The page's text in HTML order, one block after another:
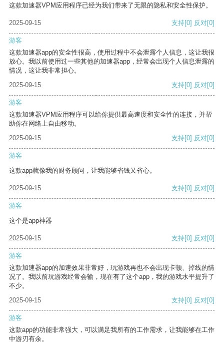
这款加速器VPM应用程序已经为我们带来了无限的隐私和安全性保护。
2025-09-15 支持[0] 反对[0]
游客
这款加速器app的安全性很高，使用过程中不会泄露个人信息，这让我很
放心。我以前使用过一些其他的加速器app，经常会出现个人信息泄露的
情况，这让我非常担心。
2025-09-15
支持[0] 反对[0]
游客
这款加速器VPM应用程序可以给你提供最高速度和安全性的连接，并帮
助你在网络上自由移动。
2025-09-15
支持[0] 反对[0]
游客
这款app就像我的财务顾问，让我能够省钱又省心。
2025-09-15 支持[0] 反对[0]
游客
这个是app神器
2025-09-15 支持[0] 反对[0]
游客
这款加速器app的加速效果非常好，玩游戏再也不会出现卡顿、掉线的情
况了。我以前玩游戏经常会输，现在有了这个app，我的游戏水平提升了
不少。
2025-09-15
支持[0] 反对[0]
游客
这款app的功能非常强大，可以满足我所有的工作需求，让我能够在工作
中游刃有余。